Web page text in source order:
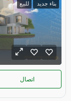
بناء جديد للبيع
اتصال